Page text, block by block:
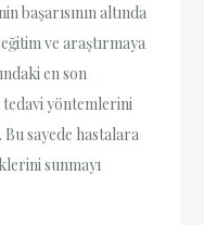
başarısının altında
ve araştırmaya
en son
yöntemlerini
sayede hastalara
sunmayı